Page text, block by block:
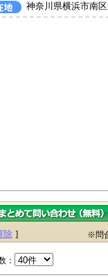
神奈川県横浜市南
除 ] ※問
：